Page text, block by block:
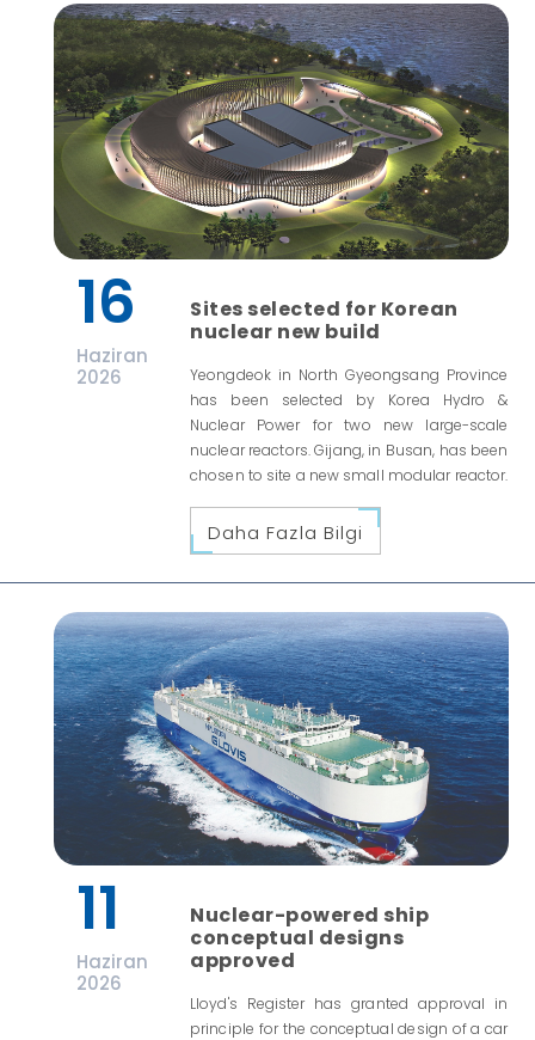
16
Haziran
2026
Sites selected for Korean
nuclear new build
Yeongdeok in North Gyeongsang Province
has been selected by Korea Hydro &
Nuclear Power for two new large-scale
nuclear reactors. Gijang, in Busan, has been
chosen to site a new small modular reactor.
Daha Fazla Bilgi
11
Haziran
2026
Nuclear-powered ship
conceptual designs
approved
Lloyd's Register has granted approval in
principle for the conceptual design of a car